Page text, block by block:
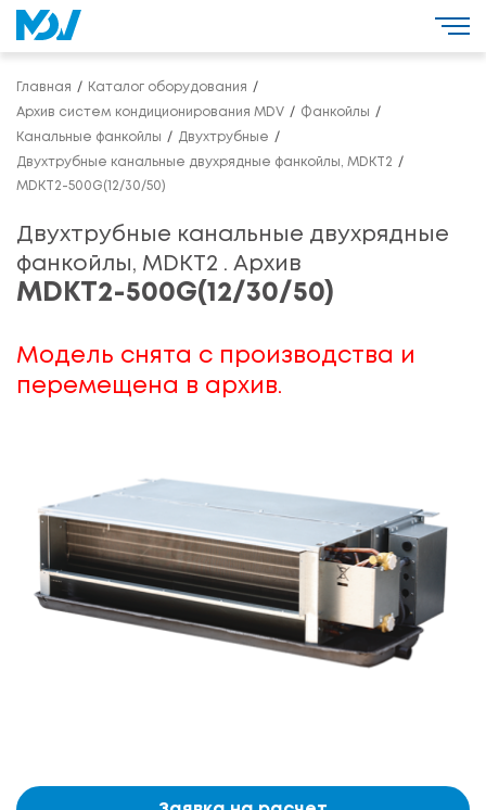
Главная Каталог оборудования
Архив систем кондиционирования MDV Фанкойлы
Канальные фанкойлы Двухтрубные
Двухтрубные канальные двухрядные фанкойлы, MDKT2
MDKT2-500G(12/30/50)
Двухтрубные канальные двухрядные
фанкойлы, MDKT2 . Архив
MDKT2-500G(12/30/50)
Модель снята с производства и
перемещена в архив.